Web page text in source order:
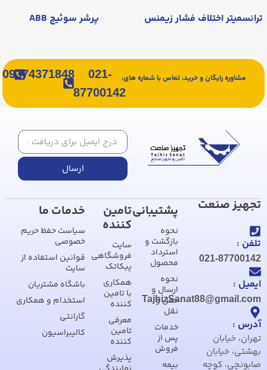
ترانسمیتر اختلاف فشار زیمنس پرشر سوئیچ ABB
مشاوره رایگان و خرید، تماس با شماره های:
021-
87700142
09374371848
ارسال
تجهیز صنعت
تلفن :
021-87700142
ایمیل :
TajhizSanat88@gmail.com
آدرس :
تهران، خیابان
بهشتی، خیابان
صابونچی، کوچه
پشتیبانی
نحوه
بازگشت و
استرداد
محصول
نحوه
ارسال و
حمل و
نقل
خدمات
پس از
فروش
بیمه
تامین
کننده
سایت
فروشگاهی
پیکاتک
همکاری
با تامین
کننده
معرفی
تامین
کننده
پذیرش
خدمات ما
سیاست حفظ حریم
خصوصی
قوانین استفاده از
سایت
باشگاه مشتریان
استخدام و همکاری
گارانتی
کالیبراسیون